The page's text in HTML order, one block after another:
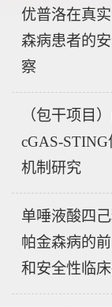
优普洛在真
森病患者的
察
（包干项目
cGAS-
机制研究
单唾液酸四
帕金森病的
和安全性临